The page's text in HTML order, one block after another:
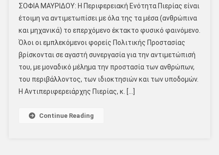
ΣΟΦΙΑ ΜΑΥΡΙΔΟΥ: Η Περιφερειακή Ενότητα Πιερίας είναι
έτοιμη να αντιμετωπίσει με όλα της τα μέσα (ανθρώπινα
και μηχανικά) το επερχόμενο έκτακτο φυσικό φαινόμενο.
Όλοι οι εμπλεκόμενοι φορείς Πολιτικής Προστασίας
βρίσκονται σε αγαστή συνεργασία για την αντιμετώπισή
του, με μοναδικό μέλημα την προστασία των ανθρώπων,
του περιβάλλοντος, των ιδιοκτησιών και των υποδομών.
Η Αντιπεριφερειάρχης Πιερίας, κ. […]
Continue Reading